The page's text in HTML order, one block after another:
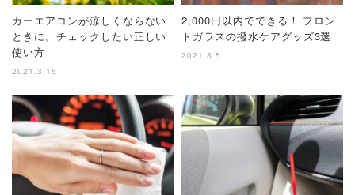
カーエアコンが涼しくならない
ときに。チェックしたい正しい
使い方
2021.3.15
2,000円以内でできる！ フロン
トガラスの撥水ケアグッズ3選
2021.3.5